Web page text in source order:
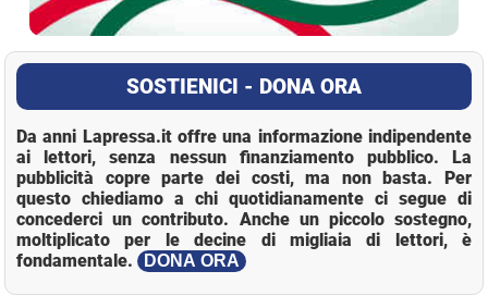
SOSTIENICI - DONA ORA
Da anni Lapressa.it offre una informazione indipendente
ai lettori, senza nessun finanziamento pubblico. La
pubblicità copre parte dei costi, ma non basta. Per
questo chiediamo a chi quotidianamente ci segue di
concederci un contributo. Anche un piccolo sostegno,
moltiplicato per le decine di migliaia di lettori, è
fondamentale.
DONA ORA